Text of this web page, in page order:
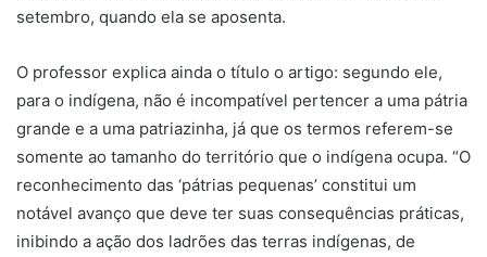
setembro, quando ela se aposenta.
O professor explica ainda o título o artigo: segundo ele,
para o indígena, não é incompatível pertencer a uma pátria
grande e a uma patriazinha, já que os termos referem-se
somente ao tamanho do território que o indígena ocupa. “O
reconhecimento das ‘pátrias pequenas’ constitui um
notável avanço que deve ter suas consequências práticas,
inibindo a ação dos ladrões das terras indígenas, de